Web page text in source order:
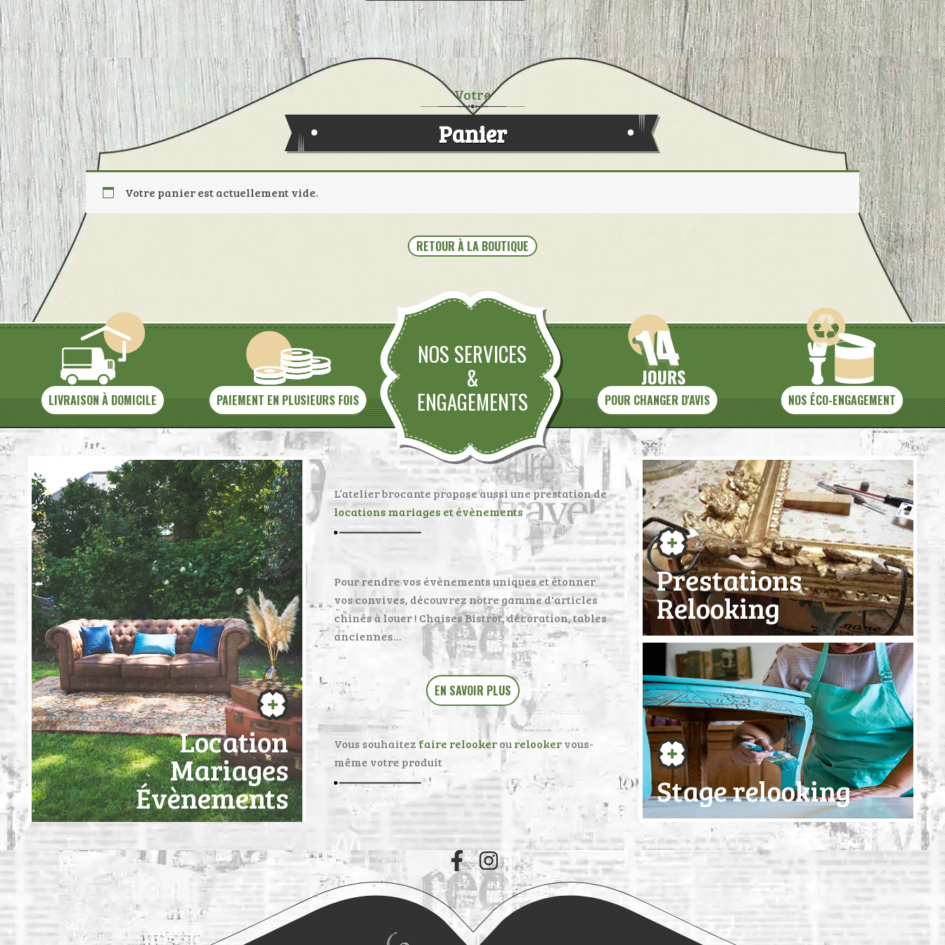
Panier
Votre panier est actuellement vide.
RETOUR À LA BOUTIQUE
LIVRAISON À DOMICILE PAIEMENT EN PLUSIEURS FOIS
NOS SERVICES
&
ENGAGEMENTS
POUR CHANGER D'AVIS NOS ÉCO-ENGAGEMENT
Location
Mariages
Évènements
L’atelier brocante propose aussi une prestation de
locations mariages et évènements
Pour rendre vos évènements uniques et étonner
vos convives, découvrez notre gamme d'articles
chinés à louer ! Chaises Bistrot, décoration, tables
anciennes…
EN SAVOIR PLUS
Vous souhaitez faire relookerourelookervous-
même votre produit
Prestations
Relooking
Stage relooking